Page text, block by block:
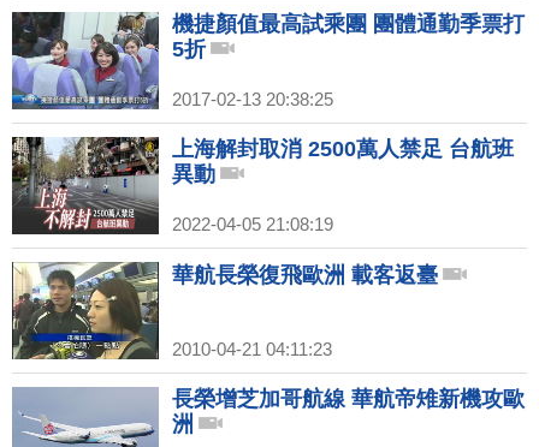
機捷顏值最高試乘團 團體通勤季票打
5折
2017-02-13 20:38:25
上海解封取消 2500萬人禁足 台航班
異動
2022-04-05 21:08:19
華航長榮復飛歐洲 載客返臺
2010-04-21 04:11:23
長榮增芝加哥航線 華航帝雉新機攻歐
洲